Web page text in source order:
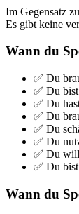
Im Gegensatz
Es gibt keine
Wann du
✅ Du
✅ Du
✅ Du
✅ Du
✅ Du
✅ Du
✅ Du
✅ Du
Wann du